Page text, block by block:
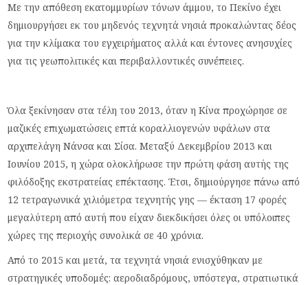
Με την απόθεση εκατομμυρίων τόνων άμμου, το Πεκίνο έχει
δημιουργήσει εκ του μηδενός τεχνητά νησιά προκαλώντας δέος
για την κλίμακα του εγχειρήματος αλλά και έντονες ανησυχίες
για τις γεωπολιτικές και περιβαλλοντικές συνέπειες.
Όλα ξεκίνησαν στα τέλη του 2013, όταν η Κίνα προχώρησε σε
μαζικές επιχωματώσεις επτά κοραλλιογενών υφάλων στα
αρχιπελάγη Νάνσα και Σίσα. Μεταξύ Δεκεμβρίου 2013 και
Ιουνίου 2015, η χώρα ολοκλήρωσε την πρώτη φάση αυτής της
φιλόδοξης εκστρατείας επέκτασης. Έτσι, δημιούργησε πάνω από
12 τετραγωνικά χιλιόμετρα τεχνητής γης — έκταση 17 φορές
μεγαλύτερη από αυτή που είχαν διεκδικήσει όλες οι υπόλοιπες
χώρες της περιοχής συνολικά σε 40 χρόνια.
Από το 2015 και μετά, τα τεχνητά νησιά ενισχύθηκαν με
στρατηγικές υποδομές: αεροδιαδρόμους, υπόστεγα, στρατιωτικά